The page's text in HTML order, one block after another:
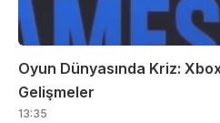
Oyun Dünyasında Kriz:
Gelişmeler
13:35